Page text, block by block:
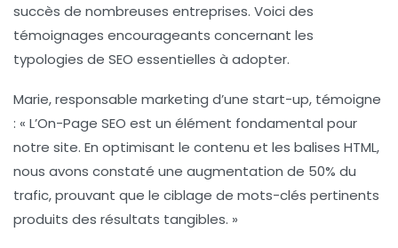
succès de nombreuses entreprises. Voici des
témoignages encourageants concernant les
typologies de SEO essentielles à adopter.
Marie, responsable marketing d’une start-up, témoigne
: « L’On-Page SEO est un élément fondamental pour
notre site. En optimisant le contenu et les balises HTML,
nous avons constaté une augmentation de 50% du
trafic, prouvant que le ciblage de mots-clés pertinents
produits des résultats tangibles. »